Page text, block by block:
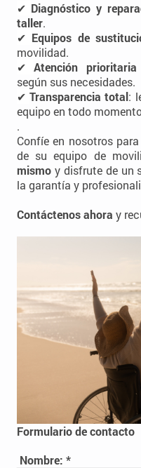
✔ Diagnóstico y
taller.
✔ Equipos de
movilidad.
✔ Atención
según sus necesidades.
✔ Transparencia total:
equipo en todo
.
Confíe en nosotros
de su equipo de
mismo y disfrute de un
la garantía y
Contáctenos ahora y
Formulario de contacto
Nombre: *